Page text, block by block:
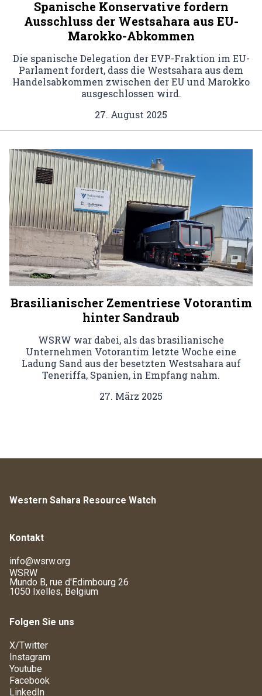
Spanische Konservative fordern
Ausschluss der Westsahara aus EU-
Marokko-Abkommen
Die spanische Delegation der EVP-Fraktion im EU-
Parlament fordert, dass die Westsahara aus dem
Handelsabkommen zwischen der EU und Marokko
ausgeschlossen wird.
27. August 2025
Brasilianischer Zementriese Votorantim
hinter Sandraub
WSRW war dabei, als das brasilianische
Unternehmen Votorantim letzte Woche eine
Ladung Sand aus der besetzten Westsahara auf
Teneriffa, Spanien, in Empfang nahm.
27. März 2025
Western Sahara Resource Watch
Kontakt
info@wsrw.org
WSRW
Mundo B, rue d'Edimbourg 26
1050 Ixelles, Belgium
Folgen Sie uns
X/Twitter
Instagram
Youtube
Facebook
LinkedIn